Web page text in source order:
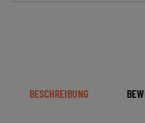
BESCHREIBUNG